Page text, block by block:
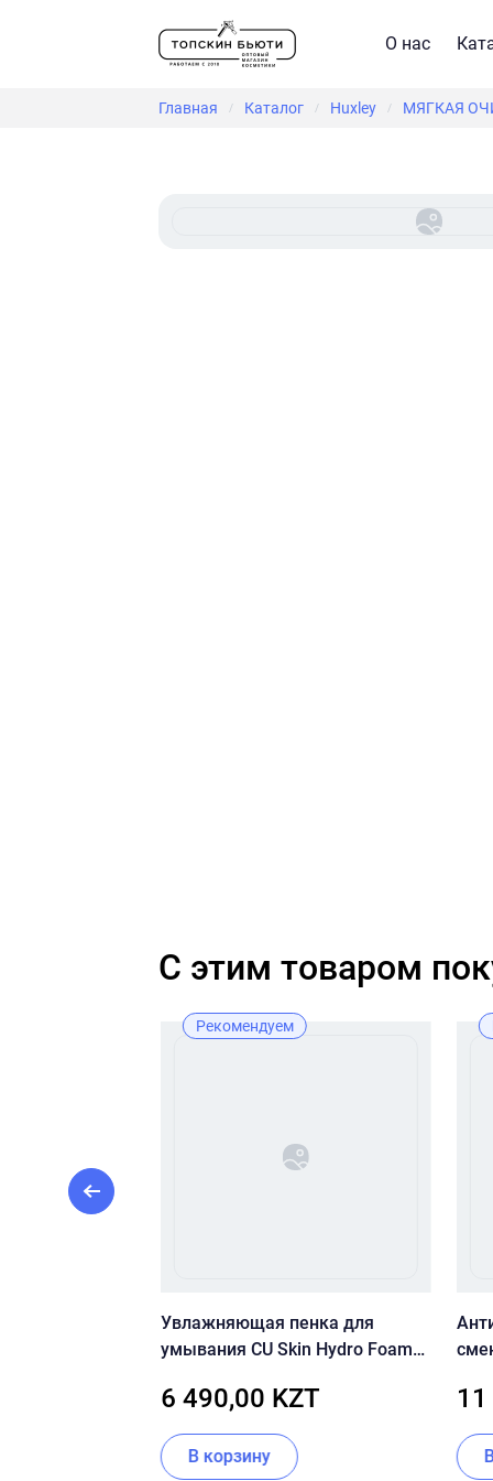
О нас
Главная / Каталог / Huxley / МЯГКАЯ
C этим товаром
Рекомендуем
Увлажняющая пенка для
умывания CU Skin Hydro Foam
6 490,00 KZT
В корзину